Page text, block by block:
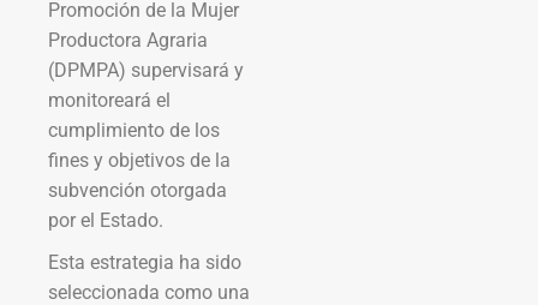
Promoción de la Mujer
Productora Agraria
(DPMPA) supervisará y
monitoreará el
cumplimiento de los
fines y objetivos de la
subvención otorgada
por el Estado.
Esta estrategia ha sido
seleccionada como una